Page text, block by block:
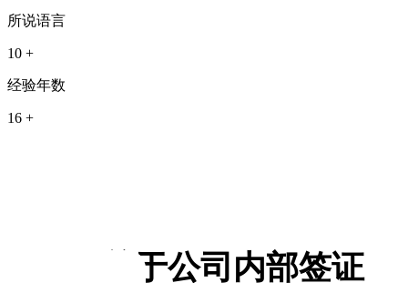
所说语言
10 +
经验年数
16 +
关于公司内部签证